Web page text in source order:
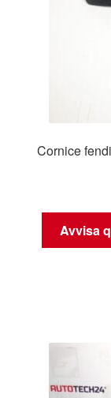
Cornice
Avvisa